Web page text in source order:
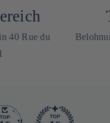
40 Rue du